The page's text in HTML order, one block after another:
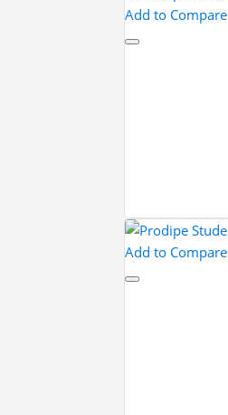
Add to Compare
Add to Compare